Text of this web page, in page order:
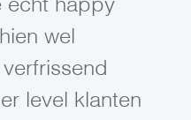
écht happy
wel
level klanten